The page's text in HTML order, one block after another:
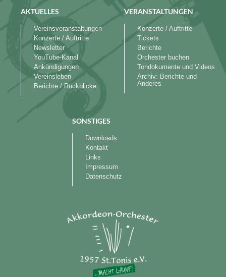
AKTUELLES
Vereinsveranstaltungen
Konzerte / Auftritte
Newsletter
YouTube-Kanal
Ankündigungen
Vereinsleben
Berichte / Rückblicke
VERANSTALTUNGEN
Konzerte / Auftritte
Tickets
Berichte
Orchester buchen
Tondokumente und Videos
Archiv: Berichte und
Anderes
SONSTIGES
Downloads
Kontakt
Links
Impressum
Datenschutz